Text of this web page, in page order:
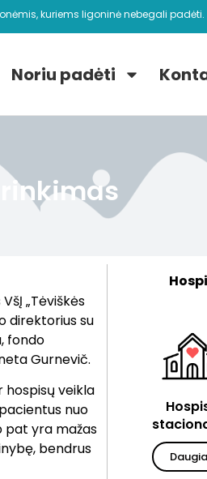
kuriems ligoninė nebegali padėti.
Noriu padėti
„Tėviškės
direktorius su
fondo
Gurnevič.
hospisų veikla
nuo
pat yra mažas
bendrus